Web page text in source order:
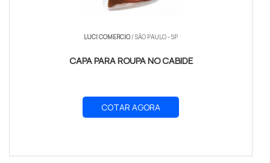
LUCI COMERCIO/ SÃO PAULO - SP
CAPA PARA ROUPA NO CABIDE
COTAR AGORA